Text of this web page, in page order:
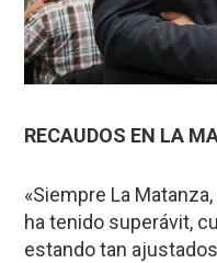
RECAUDOS EN LA
«Siempre La
ha tenido superávit,
estando tan